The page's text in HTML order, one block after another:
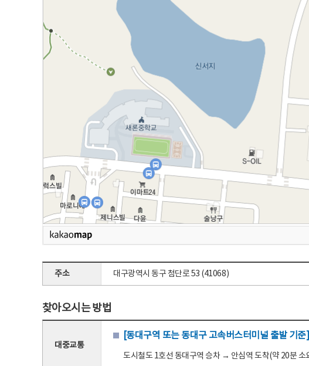
주소 대구광역시 동구 첨단로 53 (41068)
찾아오시는 방법
대중교통
[동대구역 또는 동대구 고속버스터미널 출발 기준]
도시철도 1호선 동대구역 승차 → 안심역 도착(약 20분